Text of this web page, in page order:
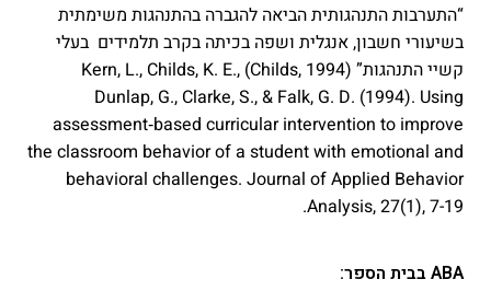
“התערבות התנהגותית הביאה להגברה בהתנהגות משימתית
בשיעורי חשבון, אנגלית ושפה בכיתה בקרב תלמידים בעלי
קשיי התנהגות” (Childs, 1994) Kern, L., Childs, K. E.,
Dunlap, G., Clarke, S., & Falk, G. D. (1994). Using
assessment‐based curricular intervention to improve
the classroom behavior of a student with emotional and
behavioral challenges. Journal of Applied Behavior
Analysis, 27(1), 7-19.‏
ABA בבית הספר: